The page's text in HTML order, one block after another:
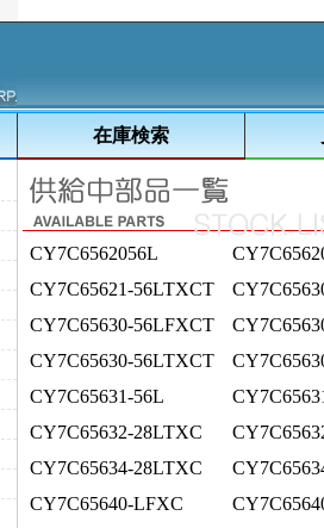
在庫検索
CY7C6562056L
CY7C65621-56LTXCT
CY7C65630-56LFXCT
CY7C65630-56LTXCT
CY7C65631-56L
CY7C65632-28LTXC
CY7C65634-28LTXC
CY7C65640-LFXC